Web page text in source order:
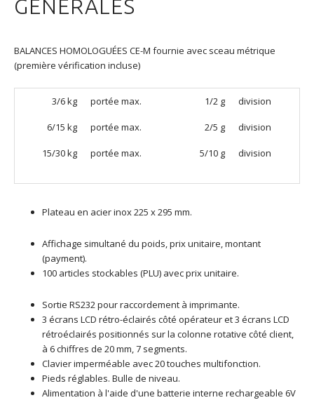
GÉNÉRALES
BALANCES HOMOLOGUÉES CE-M fournie avec sceau métrique
(première vérification incluse)
3/6 kg portée max. 1/2 g division
6/15 kg portée max. 2/5 g division
15/30 kg portée max. 5/10 g division
Plateau en acier inox 225 x 295 mm.
Affichage simultané du poids, prix unitaire, montant
(payment).
100 articles stockables (PLU) avec prix unitaire.
Sortie RS232 pour raccordement à imprimante.
3 écrans LCD rétro-éclairés côté opérateur et 3 écrans LCD
rétroéclairés positionnés sur la colonne rotative côté client,
à 6 chiffres de 20 mm, 7 segments.
Clavier imperméable avec 20 touches multifonction.
Pieds réglables. Bulle de niveau.
Alimentation à l'aide d'une batterie interne rechargeable 6V